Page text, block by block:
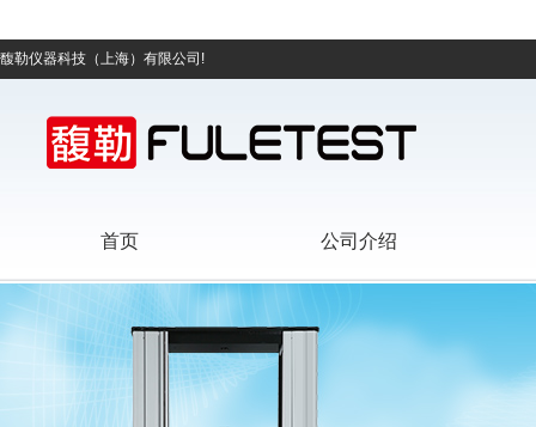
馥勒仪器科技（上海）有限公司!
首页 公司介绍